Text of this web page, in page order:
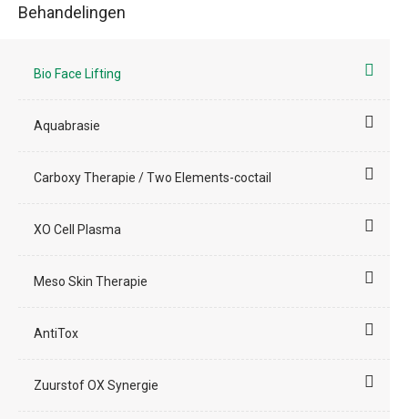
Behandelingen
Bio Face Lifting
Aquabrasie
Carboxy Therapie / Two Elements-coctail
XO Cell Plasma
Meso Skin Therapie
AntiTox
Zuurstof OX Synergie